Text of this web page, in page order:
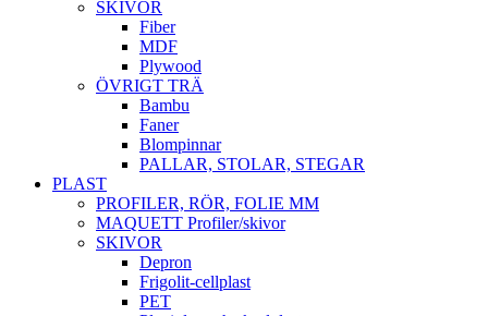
SKIVOR
Fiber
MDF
Plywood
ÖVRIGT TRÄ
Bambu
Faner
Blompinnar
PALLAR, STOLAR, STEGAR
PLAST
PROFILER, RÖR, FOLIE MM
MAQUETT Profiler/skivor
SKIVOR
Depron
Frigolit-cellplast
PET